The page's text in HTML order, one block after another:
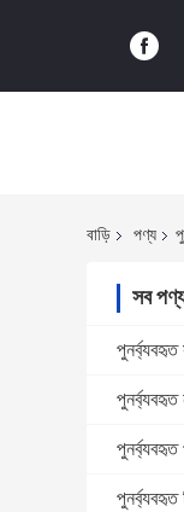
বাড়ি পণ্য
সব
পুনর্ব্যবহৃত
পুনর্ব্যবহৃত
পুনর্ব্যবহৃত